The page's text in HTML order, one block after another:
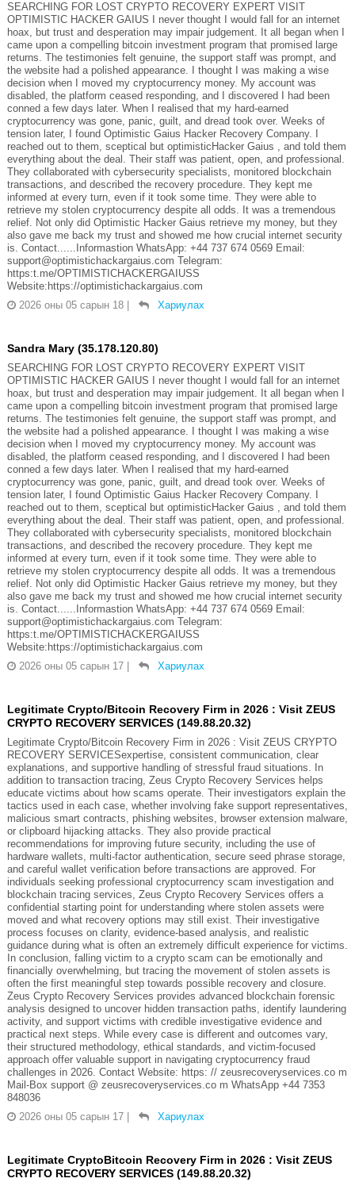
SEARCHING FOR LOST CRYPTO RECOVERY EXPERT VISIT
OPTIMISTIC HACKER GAIUS I never thought I would fall for an internet
hoax, but trust and desperation may impair judgement. It all began when I
came upon a compelling bitcoin investment program that promised large
returns. The testimonies felt genuine, the support staff was prompt, and
the website had a polished appearance. I thought I was making a wise
decision when I moved my cryptocurrency money. My account was
disabled, the platform ceased responding, and I discovered I had been
conned a few days later. When I realised that my hard-earned
cryptocurrency was gone, panic, guilt, and dread took over. Weeks of
tension later, I found Optimistic Gaius Hacker Recovery Company. I
reached out to them, sceptical but optimisticHacker Gaius , and told them
everything about the deal. Their staff was patient, open, and professional.
They collaborated with cybersecurity specialists, monitored blockchain
transactions, and described the recovery procedure. They kept me
informed at every turn, even if it took some time. They were able to
retrieve my stolen cryptocurrency despite all odds. It was a tremendous
relief. Not only did Optimistic Hacker Gaius retrieve my money, but they
also gave me back my trust and showed me how crucial internet security
is. Contact......Informastion WhatsApp: +44 737 674 0569 Email:
support@optimistichackargaius.com Telegram:
https:t.me/OPTIMISTICHACKERGAIUSS
Website:https://optimistichackargaius.com
2026 оны 05 сарын 18
Хариулах
Sandra Mary (35.178.120.80)
SEARCHING FOR LOST CRYPTO RECOVERY EXPERT VISIT
OPTIMISTIC HACKER GAIUS I never thought I would fall for an internet
hoax, but trust and desperation may impair judgement. It all began when I
came upon a compelling bitcoin investment program that promised large
returns. The testimonies felt genuine, the support staff was prompt, and
the website had a polished appearance. I thought I was making a wise
decision when I moved my cryptocurrency money. My account was
disabled, the platform ceased responding, and I discovered I had been
conned a few days later. When I realised that my hard-earned
cryptocurrency was gone, panic, guilt, and dread took over. Weeks of
tension later, I found Optimistic Gaius Hacker Recovery Company. I
reached out to them, sceptical but optimisticHacker Gaius , and told them
everything about the deal. Their staff was patient, open, and professional.
They collaborated with cybersecurity specialists, monitored blockchain
transactions, and described the recovery procedure. They kept me
informed at every turn, even if it took some time. They were able to
retrieve my stolen cryptocurrency despite all odds. It was a tremendous
relief. Not only did Optimistic Hacker Gaius retrieve my money, but they
also gave me back my trust and showed me how crucial internet security
is. Contact......Informastion WhatsApp: +44 737 674 0569 Email:
support@optimistichackargaius.com Telegram:
https:t.me/OPTIMISTICHACKERGAIUSS
Website:https://optimistichackargaius.com
2026 оны 05 сарын 17
Хариулах
Legitimate Crypto/Bitcoin Recovery Firm in 2026 : Visit ZEUS
CRYPTO RECOVERY SERVICES (149.88.20.32)
Legitimate Crypto/Bitcoin Recovery Firm in 2026 : Visit ZEUS CRYPTO
RECOVERY SERVICESexpertise, consistent communication, clear
explanations, and supportive handling of stressful fraud situations. In
addition to transaction tracing, Zeus Crypto Recovery Services helps
educate victims about how scams operate. Their investigators explain the
tactics used in each case, whether involving fake support representatives,
malicious smart contracts, phishing websites, browser extension malware,
or clipboard hijacking attacks. They also provide practical
recommendations for improving future security, including the use of
hardware wallets, multi-factor authentication, secure seed phrase storage,
and careful wallet verification before transactions are approved. For
individuals seeking professional cryptocurrency scam investigation and
blockchain tracing services, Zeus Crypto Recovery Services offers a
confidential starting point for understanding where stolen assets were
moved and what recovery options may still exist. Their investigative
process focuses on clarity, evidence-based analysis, and realistic
guidance during what is often an extremely difficult experience for victims.
In conclusion, falling victim to a crypto scam can be emotionally and
financially overwhelming, but tracing the movement of stolen assets is
often the first meaningful step towards possible recovery and closure.
Zeus Crypto Recovery Services provides advanced blockchain forensic
analysis designed to uncover hidden transaction paths, identify laundering
activity, and support victims with credible investigative evidence and
practical next steps. While every case is different and outcomes vary,
their structured methodology, ethical standards, and victim-focused
approach offer valuable support in navigating cryptocurrency fraud
challenges in 2026. Contact Website: https: // zeusrecoveryservices.co m
Mail-Box support @ zeusrecoveryservices.co m WhatsApp +44 7353
848036
2026 оны 05 сарын 17
Хариулах
Legitimate CryptoBitcoin Recovery Firm in 2026 : Visit ZEUS
CRYPTO RECOVERY SERVICES (149.88.20.32)